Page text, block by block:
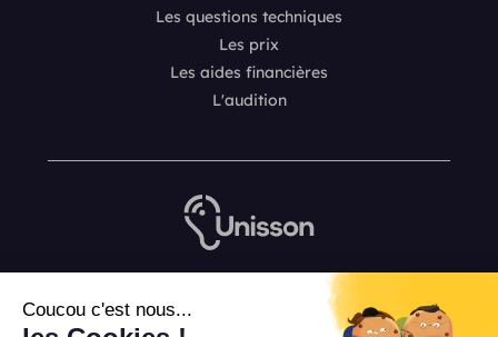
Coucou c'est nous...
Les questions techniques
Les prix
Les aides financières
L'audition
L’équipe de rédaction Unisson